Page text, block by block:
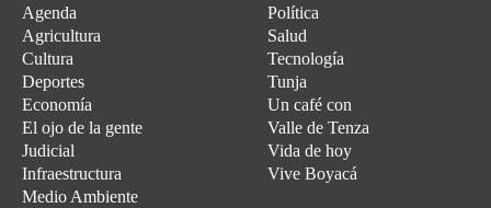
Agenda
Agricultura
Cultura
Deportes
Economía
El ojo de la gente
Judicial
Infraestructura
Medio Ambiente
Política
Salud
Tecnología
Tunja
Un café con
Valle de Tenza
Vida de hoy
Vive Boyacá